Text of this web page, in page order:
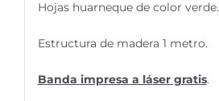
Hojas huarneque de color verde.
Estructura de madera 1 metro.
Banda impresa a láser gratis.